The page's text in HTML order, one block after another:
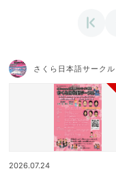
さくら日本語サークル
2026.07.24